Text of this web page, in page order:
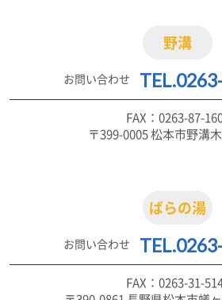
野溝
お問い合わせ
FAX：0263-87-
〒399-0005 松本市野溝
ばらの湯
お問い合わせ
FAX：0263-31-